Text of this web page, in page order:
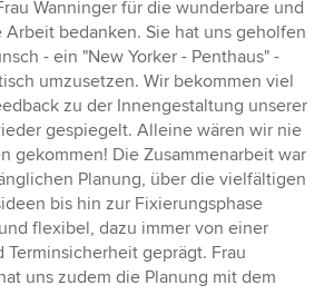
Wanninger für die wunderbare und
Arbeit bedanken. Sie hat uns geholfen
- ein "New Yorker - Penthaus" -
umzusetzen. Wir bekommen viel
zu der Innengestaltung unserer
gespiegelt. Alleine wären wir nie
gekommen! Die Zusammenarbeit war
Planung, über die vielfältigen
bis hin zur Fixierungsphase
flexibel, dazu immer von einer
Terminsicherheit geprägt. Frau
uns zudem die Planung mit dem